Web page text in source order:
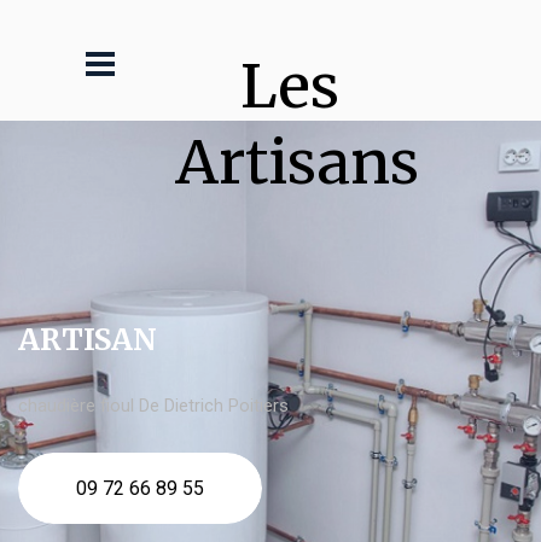
Les
Artisans
ARTISAN
chaudière fioul De Dietrich Poitiers
09 72 66 89 55